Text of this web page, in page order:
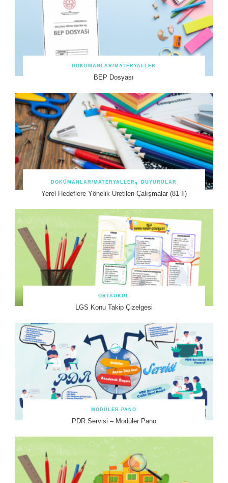
DOKÜMANLAR/MATERYALLER
BEP Dosyası
DOKÜMANLAR/MATERYALLER DUYURULAR
Yerel Hedeflere Yönelik Üretilen Çalışmalar (81 İl)
ORTAOKUL
LGS Konu Takip Çizelgesi
MODÜLER PANO
PDR Servisi – Modüler Pano